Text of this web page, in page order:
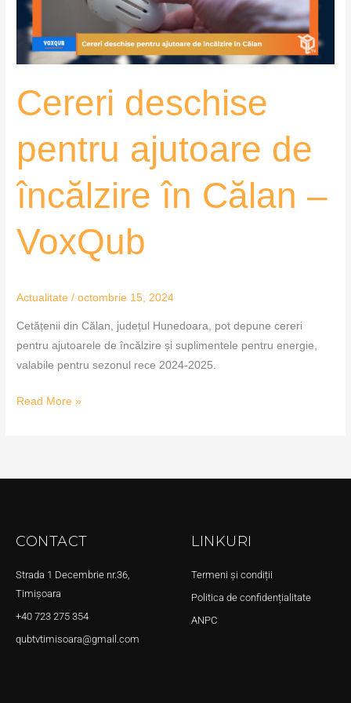
Cereri deschise
pentru ajutoare de
încălzire în Călan –
VoxQub
Actualitate /octombrie 15, 2024
Cetățenii din Călan, județul Hunedoara, pot depune cereri
pentru ajutoarele de încălzire și suplimentele pentru energie,
valabile pentru sezonul rece 2024-2025.
Călan
Read More »
CONTACT
Strada 1 Decembrie nr.36,
Timișoara
+40 723 275 354
qubtvtimisoara@gmail.com
LINKURI
Termeni și condiții
Politica de confidențialitate
ANPC